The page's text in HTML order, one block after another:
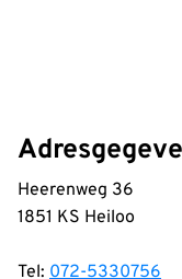
Heerenweg 36
1851 KS Heiloo
Tel: 072-5330756